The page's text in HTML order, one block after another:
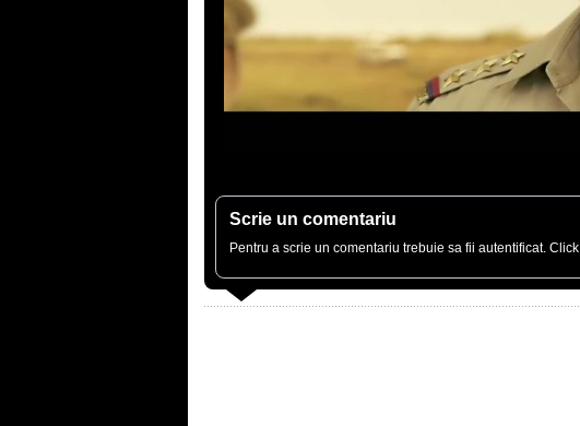
Scrie un comentariu
Pentru a scrie un comentariu trebuie sa fii autentificat. Click